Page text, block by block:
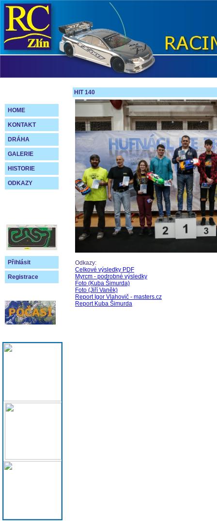
HOME
KONTAKT
DRÁHA
GALERIE
HISTORIE
ODKAZY
Přihlásit
Registrace
HIT 140
Odkazy:
Celkové výsledky PDF
Myrcm - podrobné výsledky
Foto (Kuba Šimurda)
Foto (Jiří Vaněk)
Report Igor Vlahovič - masters.cz
Report Kuba Šimurda